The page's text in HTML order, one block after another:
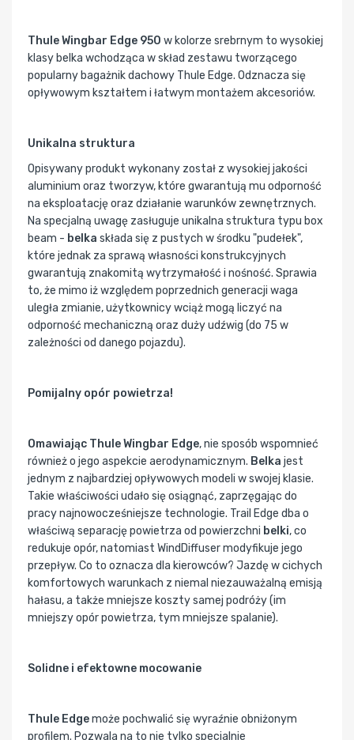
Thule Wingbar Edge 950 w kolorze srebrnym to wysokiej
klasy belka wchodząca w skład zestawu tworzącego
popularny bagażnik dachowy Thule Edge. Odznacza się
opływowym kształtem i łatwym montażem akcesoriów.
Unikalna struktura
Opisywany produkt wykonany został z wysokiej jakości
aluminium oraz tworzyw, które gwarantują mu odporność
na eksploatację oraz działanie warunków zewnętrznych.
Na specjalną uwagę zasługuje unikalna struktura typu box
beam - belka składa się z pustych w środku "pudełek",
które jednak za sprawą własności konstrukcyjnych
gwarantują znakomitą wytrzymałość i nośność. Sprawia
to, że mimo iż względem poprzednich generacji waga
uległa zmianie, użytkownicy wciąż mogą liczyć na
odporność mechaniczną oraz duży udźwig (do 75 w
zależności od danego pojazdu).
Pomijalny opór powietrza!
Omawiając Thule Wingbar Edge, nie sposób wspomnieć
również o jego aspekcie aerodynamicznym. Belka jest
jednym z najbardziej opływowych modeli w swojej klasie.
Takie właściwości udało się osiągnąć, zaprzęgając do
pracy najnowocześniejsze technologie. Trail Edge dba o
właściwą separację powietrza od powierzchni belki, co
redukuje opór, natomiast WindDiffuser modyfikuje jego
przepływ. Co to oznacza dla kierowców? Jazdę w cichych
komfortowych warunkach z niemal niezauważalną emisją
hałasu, a także mniejsze koszty samej podróży (im
mniejszy opór powietrza, tym mniejsze spalanie).
Solidne i efektowne mocowanie
Thule Edgemoże pochwalić się wyraźnie obniżonym
profilem. Pozwala na to nie tylko specjalnie